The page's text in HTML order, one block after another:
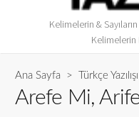
Kelimelerin &
Kelimelerin
Ana Sayfa > Türkçe Yazılışı
Arefe Mi,